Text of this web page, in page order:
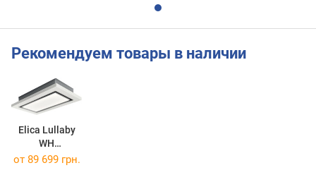
Рекомендуем товары в наличии
Elica Lullaby
WH
Wood/A/120
от 89 699 грн.